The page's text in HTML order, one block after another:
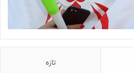
شهرزاد مظفر فرشته کریمی
فوتسال
تازه